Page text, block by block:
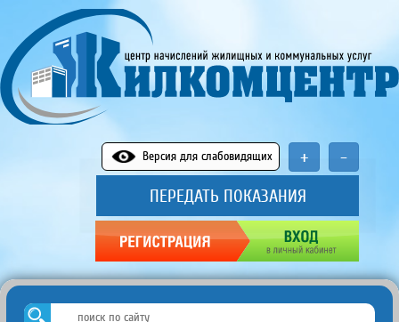
-
+
Версия для слабовидящих
ПЕРЕДАТЬ ПОКАЗАНИЯ